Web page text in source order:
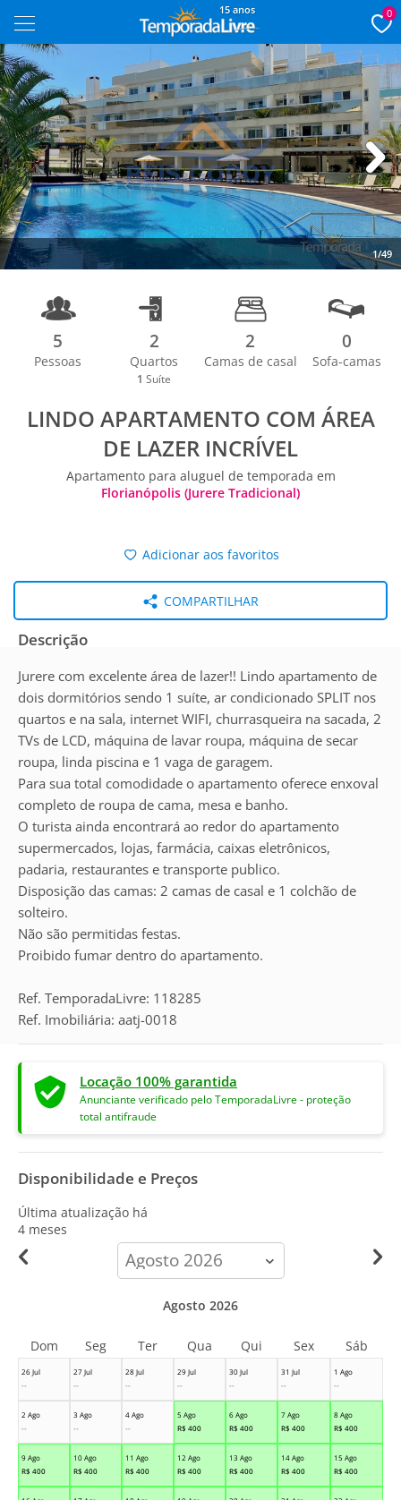
15 anos 0
1/49
Next
5
Pessoas
2
Quartos
1 Suíte
2
Camas de casal
0
Sofa-camas
LINDO APARTAMENTO COM ÁREA
DE LAZER INCRÍVEL
Apartamento para aluguel de temporada em
Florianópolis (Jurere Tradicional)
Adicionar aos favoritos
COMPARTILHAR
Descrição
Jurere com excelente área de lazer!! Lindo apartamento de
dois dormitórios sendo 1 suíte, ar condicionado SPLIT nos
quartos e na sala, internet WIFI, churrasqueira na sacada, 2
TVs de LCD, máquina de lavar roupa, máquina de secar
roupa, linda piscina e 1 vaga de garagem.
Para sua total comodidade o apartamento oferece enxoval
completo de roupa de cama, mesa e banho.
O turista ainda encontrará ao redor do apartamento
supermercados, lojas, farmácia, caixas eletrônicos,
padaria, restaurantes e transporte publico.
Disposição das camas: 2 camas de casal e 1 colchão de
solteiro.
Não são permitidas festas.
Proibido fumar dentro do apartamento.
Ref. TemporadaLivre: 118285
Ref. Imobiliária: aatj-0018
Locação 100% garantida
Anunciante verificado pelo TemporadaLivre - proteção
total antifraude
Disponibilidade e Preços
Última atualização há
4 meses
calendar-
month
26 Jul
--
27 Jul
--
28 Jul
--
29 Jul
--
30 Jul
--
31 Jul
--
1 Ago
--
2 Ago
--
3 Ago
--
4 Ago
--
5 Ago
R$ 400
6 Ago
R$ 400
7 Ago
R$ 400
8 Ago
R$ 400
9 Ago
R$ 400
10 Ago
R$ 400
11 Ago
R$ 400
12 Ago
R$ 400
13 Ago
R$ 400
14 Ago
R$ 400
15 Ago
R$ 400
Agosto 2026
Dom Seg Ter Qua Qui Sex Sáb